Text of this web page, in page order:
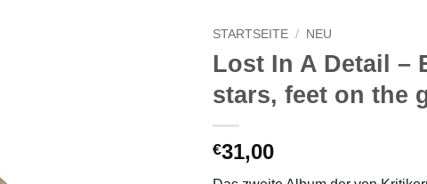
STARTSEITE / NEU
Lost In A Detail –
stars, feet on the
€31,00